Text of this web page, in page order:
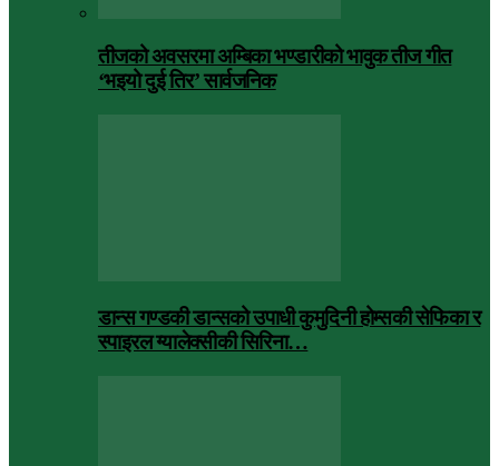
तीजको अवसरमा अम्बिका भण्डारीको भावुक तीज गीत
‘भइयो दुई तिर’ सार्वजनिक
डान्स गण्डकी डान्सको उपाधी कुमुदिनी होम्सकी सेफिका र
स्पाइरल ग्यालेक्सीकी सिरिना…